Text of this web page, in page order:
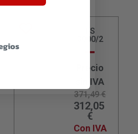
FS
3000/2
Precio
sin IVA
371,49€
312,05
€
Con IVA